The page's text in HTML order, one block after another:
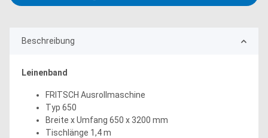
Beschreibung
Leinenband
FRITSCH Ausrollmaschine
Typ 650
Breite x Umfang 650 x 3200 mm
Tischlänge 1,4 m